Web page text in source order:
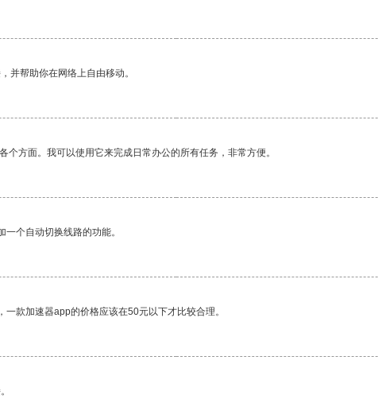
并帮助你在网络上自由移动。
方面。我可以使用它来完成日常办公的所有任务，非常方便。
个自动切换线路的功能。
款加速器app的价格应该在50元以下才比较合理。